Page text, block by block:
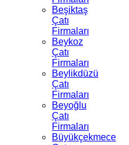
Beşiktaş
Çatı
Firmaları
Beykoz
Çatı
Firmaları
Beylikdüzü
Çatı
Firmaları
Beyoğlu
Çatı
Firmaları
Büyükçekmece